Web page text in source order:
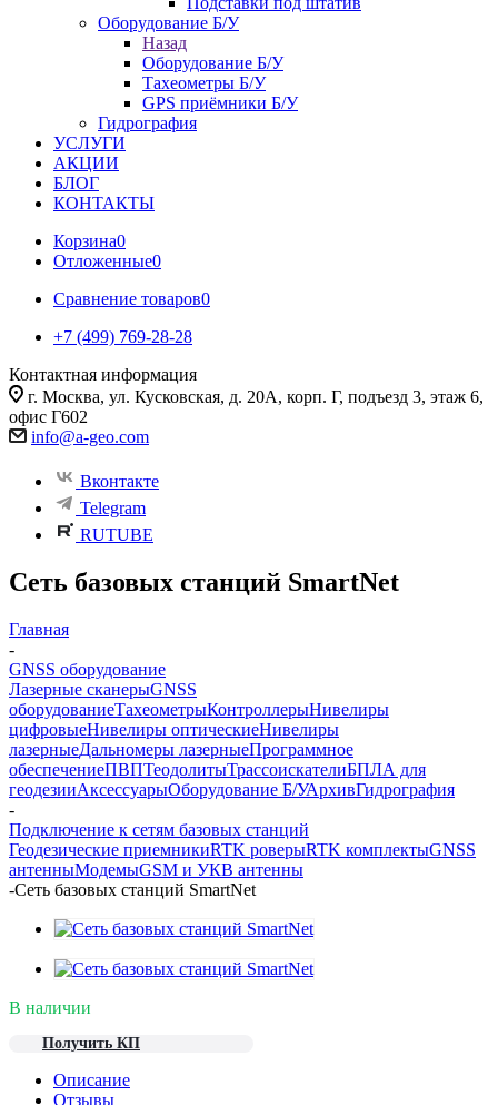
Оборудование Б/У
Назад
Оборудование Б/У
Тахеометры Б/У
GPS приёмники Б/У
Гидрография
УСЛУГИ
АКЦИИ
БЛОГ
КОНТАКТЫ
Корзина0
Отложенные0
Сравнение товаров0
+7 (499) 769-28-28
Контактная информация
г. Москва, ул. Кусковская, д. 20А, корп. Г, подъезд 3, этаж 6,
офис Г602
info@a-geo.com
Вконтакте
Telegram
RUTUBE
Сеть базовых станций SmartNet
Главная
-
GNSS оборудование
Лазерные сканерыGNSS
оборудованиеТахеометрыКонтроллерыНивелиры
цифровыеНивелиры оптическиеНивелиры
лазерныеДальномеры лазерныеПрограммное
обеспечениеПВПТеодолитыТрассоискателиБПЛА для
геодезииАксессуарыОборудование Б/УАрхивГидрография
-
Подключение к сетям базовых станций
Геодезические приемникиRTK роверыRTK комплектыGNSS
антенныМодемыGSM и УКВ антенны
-Сеть базовых станций SmartNet
В наличии
Получить КП
Описание
Отзывы